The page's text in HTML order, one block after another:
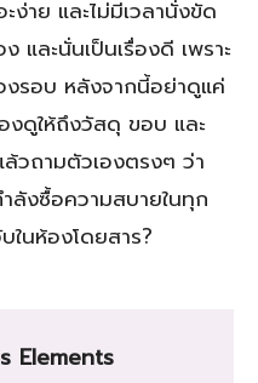
ง่าย และไม่มีเวลานั่งขัด
และนั่นเป็นเรื่องดี เพราะ
รอบ หลังจากนี้อย่าดูแค่
งดูให้ถึงวัสดุ ขอบ และ
วถามตัวเองตรงๆ ว่า
งซื้อความสบายในทุก
ในห้องโดยสาร?
Elements